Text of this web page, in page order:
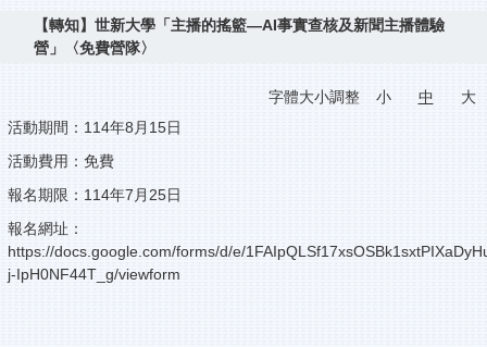
【轉知】世新大學「主播的搖籃—AI事實查核及新聞主播體驗
營」〈免費營隊〉
字體大小調整 小 中
大
活動期間：114年8月15日
活動費用：免費
報名期限：114年7月25日
報名網址：
https://docs.google.com/forms/d/e/
j-IpH0NF44T_g/viewform